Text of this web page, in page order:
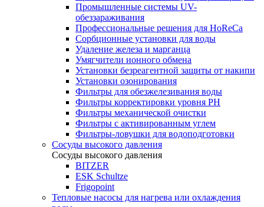
Промышленные системы UV-
обеззараживания
Профессиональные решения для HoReCa
Сорбционные установки для воды
Удаление железа и марганца
Умягчители ионного обмена
Установки безреагентной защиты от накипи
Установки озонирования
Фильтры для обезжелезивания воды
Фильтры корректировки уровня PH
Фильтры механической очистки
Фильтры с активированным углем
Фильтры-ловушки для водоподготовки
Сосуды высокого давления
Сосуды высокого давления
BITZER
ESK Schultze
Frigopoint
Тепловые насосы для нагрева или охлаждения